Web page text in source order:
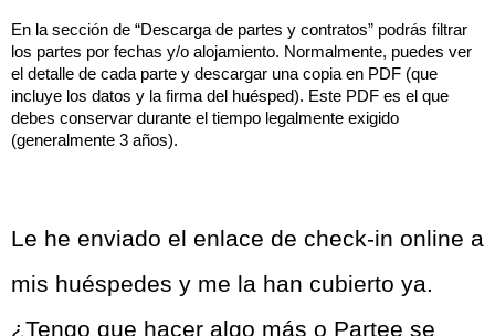
En la sección de “Descarga de partes y contratos” podrás filtrar
los partes por fechas y/o alojamiento. Normalmente, puedes ver
el detalle de cada parte y descargar una copia en PDF (que
incluye los datos y la firma del huésped). Este PDF es el que
debes conservar durante el tiempo legalmente exigido
(generalmente 3 años).
Le he enviado el enlace de check-in online a
mis huéspedes y me la han cubierto ya.
¿Tengo que hacer algo más o Partee se